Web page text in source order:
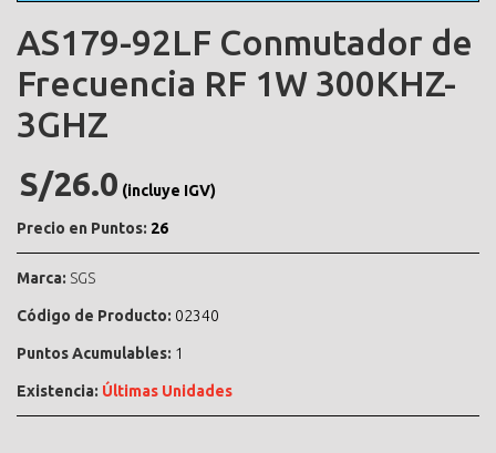
AS179-92LF Conmutador de
Frecuencia RF 1W 300KHZ-
3GHZ
S/26.0 (incluye IGV)
Precio en Puntos: 26
Marca: SGS
Código de Producto: 02340
Puntos Acumulables: 1
Existencia: Últimas Unidades